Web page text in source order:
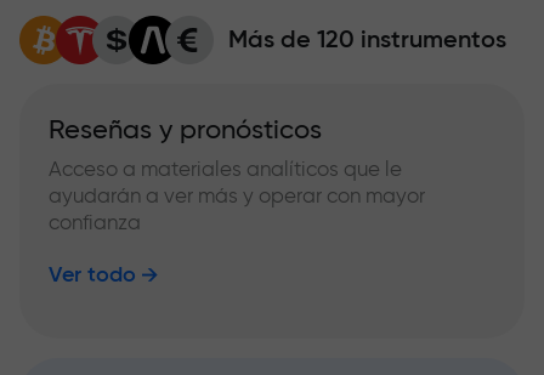
Más de 120 instrumentos
Reseñas y pronósticos
Acceso a materiales analíticos que le
ayudarán a ver más y operar con mayor
confianza
Ver todo